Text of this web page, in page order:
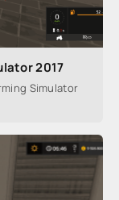
2017
Simulator